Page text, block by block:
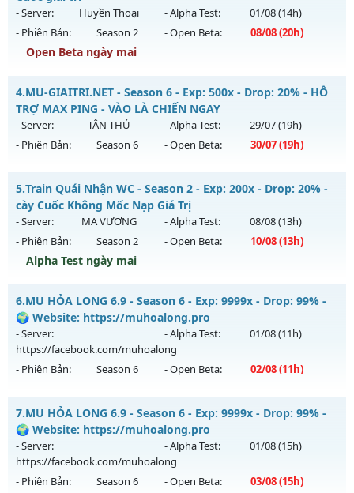
ngày 07/08/2626
Exp: 200x - Drop: 10%
Kiểu reset: Reset In Game
Antihack: Shark Shield
- Server: Huyền Thoại - Alpha Test: 01/08(14h)
- Phiên Bản:
Season 2 - Open Beta: 08/08(20h)
Open Beta ngày mai
Mu mới ra tháng 08 2026 - Mở máy chủ
20h ngày 08/08/2626
Exp: 9999x - Drop: 99%
Thể loại: Mu Nguyên bản Webzen
Antihack: ugk
4.MU-GIAITRI.NET - Season 6 - Exp: 500x - Drop: 20% - HỖ
TRỢ MAX PING - VÀO LÀ CHIẾN NGAY
- Server: TÂN THỦ - Alpha Test: 29/07(19h)
- Phiên Bản:
Season 6 - Open Beta: 30/07(19h)
MU-GIAITRI.NET - HỖ TRỢ MAX PING - VÀO LÀ CHIẾN NGAY
Mu mới ra tháng 07 2026 - Mở máy chủ
ngày 30/07/2626
Exp: 500x - Drop: 20%
Kiểu reset: Reset In Game
Thể loại: Mu Nguyên bản Webzen
Antihack: FPS 60 - CHỐNG HACK 100%
5.Train Quái Nhận WC - Season 2 - Exp: 200x - Drop: 20% -
cày Cuốc Không Mốc Nạp Giá Trị
- Server: MA VƯƠNG - Alpha Test: 08/08(13h)
- Phiên Bản:
Season 2 - Open Beta: 10/08(13h)
Alpha Test ngày mai
Train Quái Nhận WC - cày Cuốc Không Mốc Nạp Giá Trị
Mu mới ra tháng 08 2026 - Mở máy chủ
13h ngày 10/08/2626
Exp: 200x - Drop: 20%
Thể loại: Mu Nguyên bản Webzen
Antihack: GameGuard
6.MU HỎA LONG 6.9 - Season 6 - Exp: 9999x - Drop: 99% -
🌍 Website: https://muhoalong.pro
- Server:
https://facebook.com/muhoalong
- Alpha Test: 01/08(11h)
- Phiên Bản: Season 6 - Open Beta: 02/08(11h)
MU HỎA LONG 6.9 - 🌍 Website: https://muhoalong.pro
Mu mới ra tháng 08 2026 - Mở máy chủ
https://facebook.com/muhoalongvào 11h ngày
02/08/2626
Exp: 9999x - Drop: 99%
7.MU HỎA LONG 6.9 - Season 6 - Exp: 9999x - Drop: 99% -
🌍 Website: https://muhoalong.pro
- Server:
https://facebook.com/muhoalong
- Alpha Test: 01/08(15h)
- Phiên Bản: Season 6 - Open Beta: 03/08(15h)